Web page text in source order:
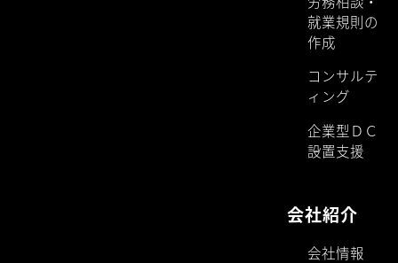
就業規則の
作成
コンサルテ
ィング
企業型ＤＣ
設置支援
会社紹介
会社情報